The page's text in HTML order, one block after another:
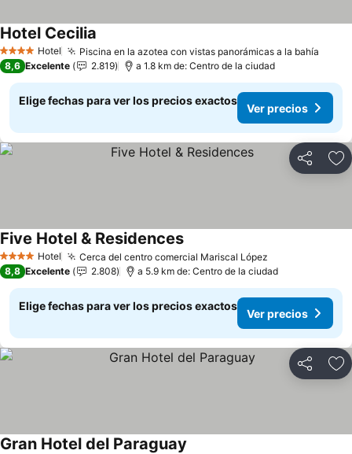
4 EstrellasHotel Piscina en la azotea con vistas panorámicas a la bahía
Hotel Cecilia
8,6 Excelente 2.819 a 1.8 km de: Centro de la ciudad
Elige fechas para ver los precios exactos
Ver precios
Compartir
4 EstrellasHotel Cerca del centro comercial Mariscal López
Five Hotel & ResidencesVer precios
8,8 Excelente 2.808 a 5.9 km de: Centro de la ciudad
Elige fechas para ver los precios exactos
Ver precios
Compartir
Gran Hotel del Paraguay